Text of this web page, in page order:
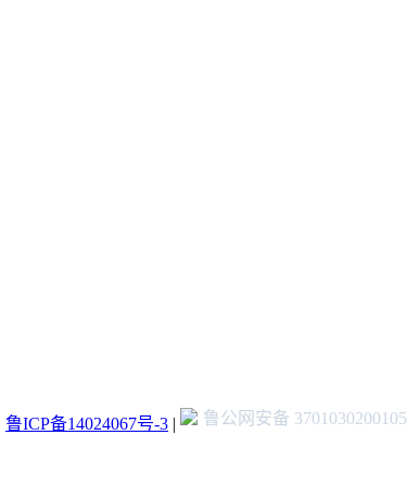
鲁ICP备14024067号-3 | 鲁公网安备